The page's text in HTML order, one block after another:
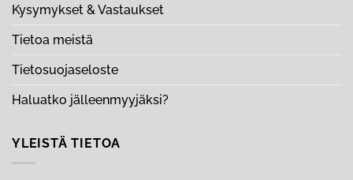
Kysymykset & Vastaukset
Tietoa meistä
Tietosuojaseloste
Haluatko jälleenmyyjäksi?
YLEISTÄ TIETOA